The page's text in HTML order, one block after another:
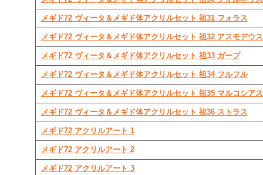
メギド72 ヴィータ＆メギド体アクリルセット 祖31 フォラス
メギド72 ヴィータ＆メギド体アクリルセット 祖32 アスモデウス
メギド72 ヴィータ＆メギド体アクリルセット 祖33 ガープ
メギド72 ヴィータ＆メギド体アクリルセット 祖34 フルフル
メギド72 ヴィータ＆メギド体アクリルセット 祖35 マルコシアス
メギド72 ヴィータ＆メギド体アクリルセット 祖36 ストラス
メギド72 アクリルアート 1
メギド72 アクリルアート 2
メギド72 アクリルアート 3